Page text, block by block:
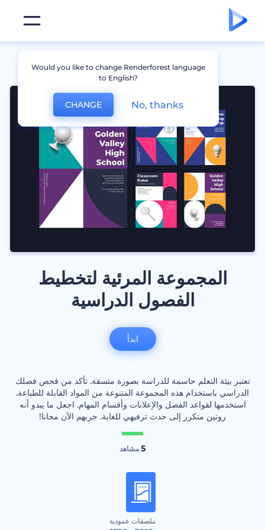
المجموعة المرئية لتخطيط
الفصول الدراسية
تعتبر بيئة التعلم حاسمة للدراسة بصورة متسقة. تأكد من فحص فصلك
الدراسي باستخدام هذه المجموعة المتنوعة من المواد القابلة للطباعة.
استخدمها لقواعد الفصل والإعلانات وأقسام المهام. اجعل ما يبدو أنه
روتين متكرر إلى حدث ترفيهي للغاية. جربهم الآن مجانا!
5 مشاهد
ملصقات عمودية
ابدأ
Would you like to change Renderforest language
to English?
CHANGE No, thanks